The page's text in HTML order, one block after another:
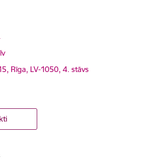
Rīga, LV-1050, 4. stāvs